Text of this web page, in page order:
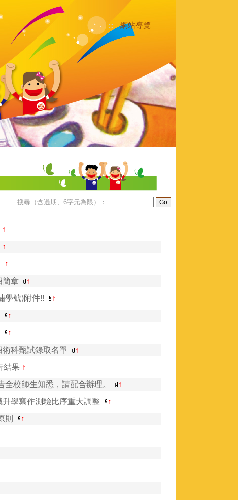
::: 網站導覽
搜尋（含過期、6字元為限）：
↑
↑
↑
簡章
↑
學號)附件!!
↑
↑
↑
科甄試錄取名單
↑
結果 ↑
校師生知悉，請配合辦理。
↑
學寫作測驗比序重大調整
↑
則
↑